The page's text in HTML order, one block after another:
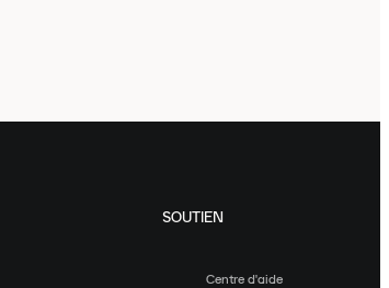
SOUTIEN
Centre d'aide